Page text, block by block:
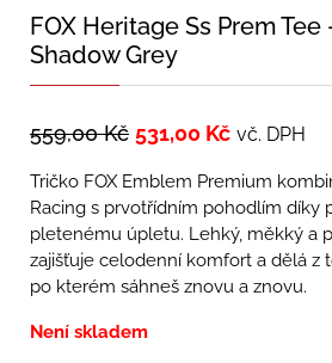
FOX Heritage Ss Prem Tee
Shadow Grey
559,00Kč 531,00 Kč vč. DPH
Tričko FOX Emblem Premium
Racing s prvotřídním pohodlím díky
pletenému úpletu. Lehký, měkký a
zajišťuje celodenní komfort a dělá z
po kterém sáhneš znovu a znovu.
Není skladem